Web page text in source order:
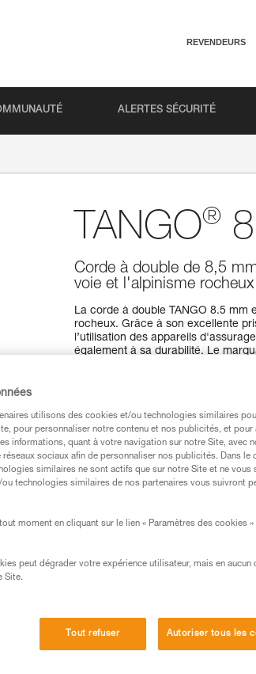
REVENDEURS
ALERTES SÉCURITÉ
TANGO®
Corde à double de 8,5
voie et l'alpinisme rocheux
La corde à double TANGO 8.5 mm
rocheux. Grâce à son excellente
l’utilisation des appareils
également à sa durabilité. Le
utilisons des cookies et/ou technologies similaires
pour personnaliser notre contenu et nos publicités, et pour
informations, quant à votre navigation sur notre Site, avec
sociaux afin de personnaliser nos publicités. Dans le
similaires ne sont actifs que sur notre Site et ne vous
technologies similaires de nos partenaires vous suivront
moment en cliquant sur le lien « Paramètres des cookies »
peut dégrader votre expérience utilisateur, mais en aucun
Site.
Tout refuser Autoriser tous les